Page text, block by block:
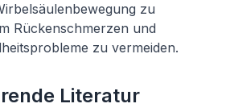
zu
Rückenschmerzen und
zu vermeiden.
Literatur